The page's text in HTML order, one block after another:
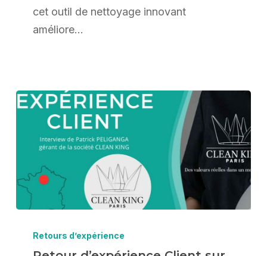
(retourcet outil de nettoyage innovant
améliore…
d’expérience
Retours d’expérience